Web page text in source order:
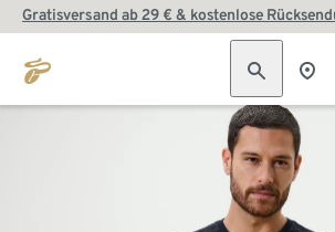
Gratisversand ab 29 € & kostenlose